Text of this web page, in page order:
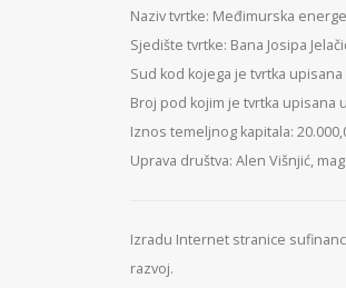
Naziv tvrtke: Međimurska
Sjedište tvrtke: Bana Josipa
Sud kod kojega je tvrtka
Broj pod kojim je tvrtka upisana
Iznos temeljnog kapitala:
Uprava društva: Alen Višnjić,
Izradu Internet stranice
razvoj.